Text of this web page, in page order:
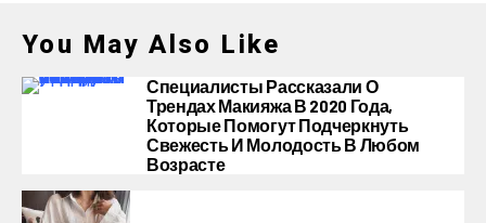
You May Also Like
Специалисты Рассказали О
Трендах Макияжа В 2020 Года,
Которые Помогут Подчеркнуть
Свежесть И Молодость В Любом
Возрасте